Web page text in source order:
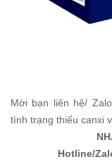
Mời bạn liên hệ/
tình trạng thiếu canxi
Hotline/